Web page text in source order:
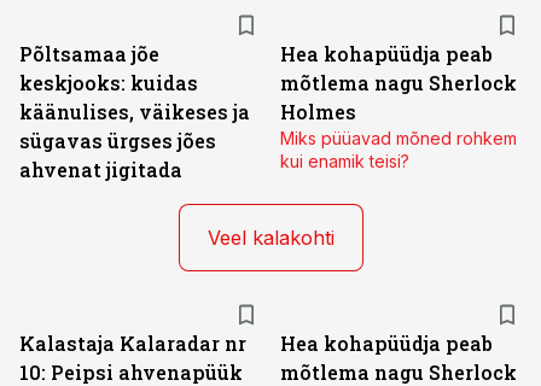
Põltsamaa jõe
keskjooks: kuidas
käänulises, väikeses ja
sügavas ürgses jões
ahvenat jigitada
Hea kohapüüdja peab
mõtlema nagu Sherlock
Holmes
Miks püüavad mõned rohkem
kui enamik teisi?
Veel kalakohti
Kalastaja Kalaradar nr
10: Peipsi ahvenapüük
Hea kohapüüdja peab
mõtlema nagu Sherlock